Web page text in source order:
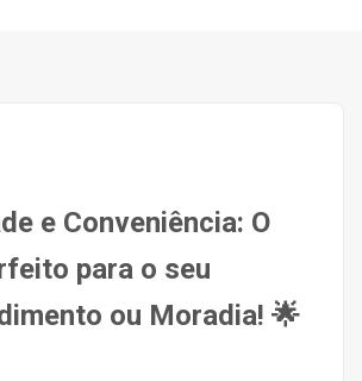
e Conveniência: O
para o seu
ou Moradia! 🌟